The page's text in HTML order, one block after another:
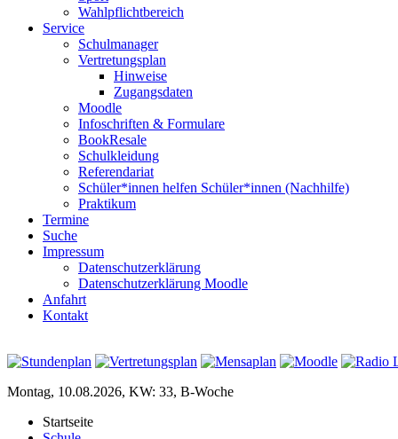
Wahlpflichtbereich
Service
Schulmanager
Vertretungsplan
Hinweise
Zugangsdaten
Moodle
Infoschriften & Formulare
BookResale
Schulkleidung
Referendariat
Schüler*innen helfen Schüler*innen (Nachhilfe)
Praktikum
Termine
Suche
Impressum
Datenschutzerklärung
Datenschutzerklärung Moodle
Anfahrt
Kontakt
Montag, 10.08.2026, KW: 33, B-Woche
Startseite